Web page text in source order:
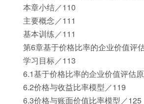
本章小结／110
主要概念／111
基本训练／111
第6章基于价格比率的企业价值评
学习目标／113
6.1基于价格比率的企业价值评估
6.2价格与收益比率模型／119
6.3价格与账面价值比率模型／125